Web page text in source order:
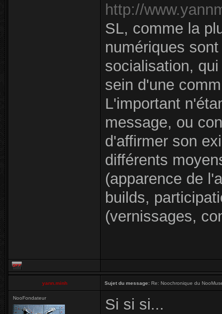
http://
SL, comme la
numériques
socialisation,
sein d'une
L'important
message, ou
d'affirmer son
différents
(apparence de
builds,
(vernissages,
yann.minh Sujet du message: Re: Noochronique du
NooFondateur
Si si si...